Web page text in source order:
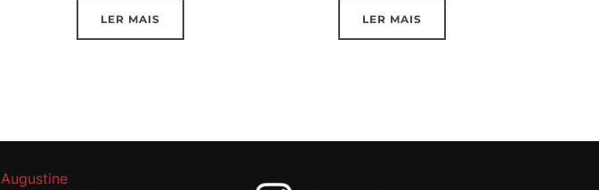
LER MAIS LER MAIS
Augustine